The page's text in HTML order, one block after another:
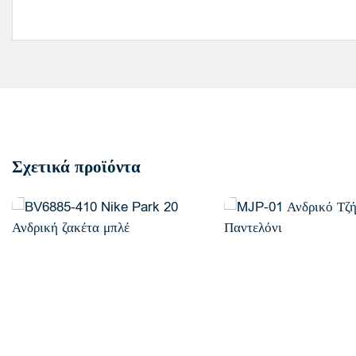
Σχετικά προϊόντα